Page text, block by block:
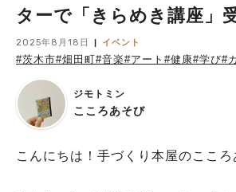
ターで「きらめき講座」
2025年8月18日 イベント
#茨木市#畑田町#音楽#アート #健康#学び#
ジモトミン
こころあそび
こんにちは！手づくり本屋のこころ